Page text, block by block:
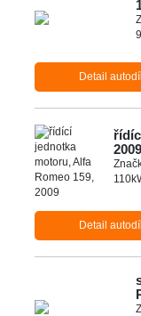
Detail
2009
Detail